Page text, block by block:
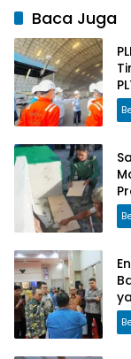
Program
Kementerian
ATR/BPN
Baca Juga